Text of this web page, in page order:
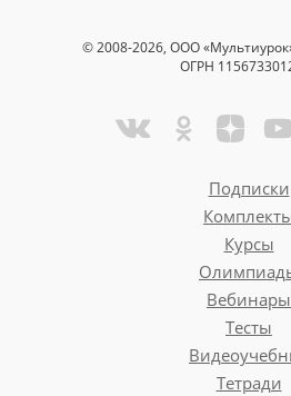
© 2008-2026, ООО
ОГРН
Подписки
Курсы
Вебинары
Тесты
Тетради